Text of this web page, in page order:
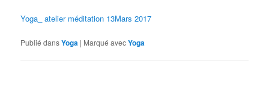
Yoga_ atelier méditation 13Mars 2017
Publié dansYoga | Marqué avecYoga